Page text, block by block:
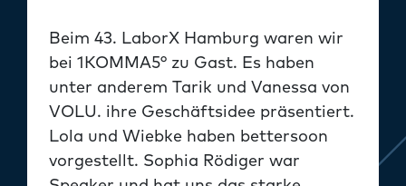
Beim 43. LaborX Hamburg waren wir
bei 1KOMMA5° zu Gast. Es haben
unter anderem Tarik und Vanessa von
VOLU. ihre Geschäftsidee präsentiert.
Lola und Wiebke haben bettersoon
vorgestellt. Sophia Rödiger war